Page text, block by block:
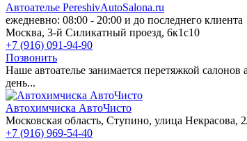
Автоателье PereshivAutoSalona.ru
ежедневно: 08:00 - 20:00 и до последнего клиента
Москва, 3-й Силикатный проезд, 6к1с10
+7 (916) 091-94-90
Позвонить
Наше автоателье занимается перетяжкой
день...
Автохимчиска АвтоЧисто
Московская область, Ступино, улица Некрасова,
+7 (916) 969-54-40